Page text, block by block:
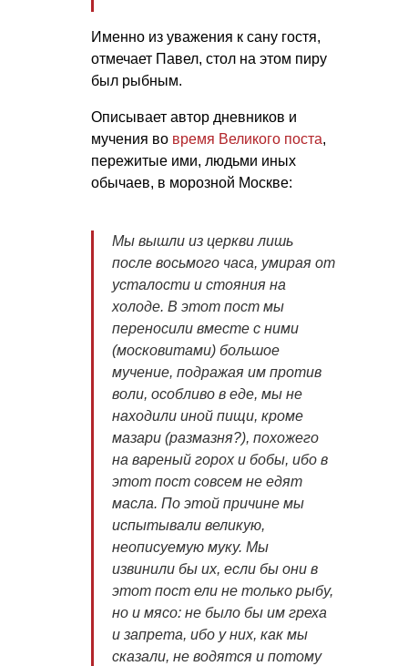
Именно из уважения к сану гостя,
отмечает Павел, стол на этом пиру
был рыбным.
Описывает автор дневников и
мучения во время Великого поста,
пережитые ими, людьми иных
обычаев, в морозной Москве:
Мы вышли из церкви лишь
после восьмого часа, умирая от
усталости и стояния на
холоде. В этот пост мы
переносили вместе с ними
(московитами) большое
мучение, подражая им против
воли, особливо в еде, мы не
находили иной пищи, кроме
мазари (размазня?), похожего
на вареный горох и бобы, ибо в
этот пост совсем не едят
масла. По этой причине мы
испытывали великую,
неописуемую муку. Мы
извинили бы их, если бы они в
этот пост ели не только рыбу,
но и мясо: не было бы им греха
и запрета, ибо у них, как мы
сказали, не водятся и потому